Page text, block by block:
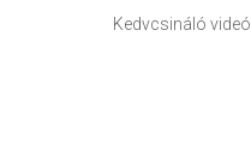
Kedvcsináló videó